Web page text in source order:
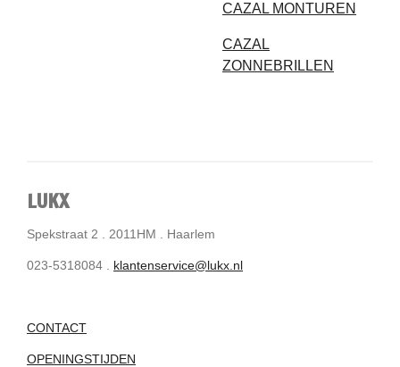
CAZAL MONTUREN
CAZAL
ZONNEBRILLEN
LUKX
Spekstraat 2 . 2011HM . Haarlem
023-5318084 . klantenservice@lukx.nl
CONTACT
OPENINGSTIJDEN